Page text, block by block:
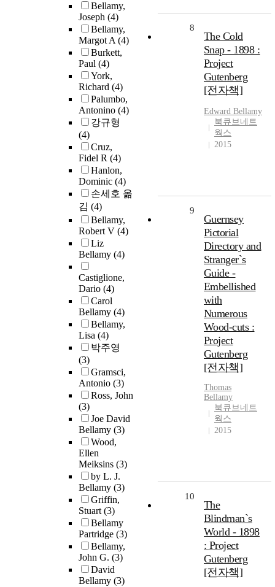
Bellamy,
Joseph (4)
Bellamy,
Margot A(4)
Burkett,
Paul (4)
York,
Richard (4)
Palumbo,
Antonino (4)
강규형
(4)
Cruz,
Fidel R (4)
Hanlon,
Dominic (4)
손세호 옮
김 (4)
Bellamy,
Robert V (4)
Liz
Bellamy (4)
Castiglione,
Dario (4)
Carol
Bellamy (4)
Bellamy,
Lisa (4)
박주영
(3)
Gramsci,
Antonio (3)
Ross, John
(3)
Joe David
Bellamy (3)
Wood,
Ellen
Meiksins (3)
by L. J.
Bellamy (3)
Griffin,
Stuart(3)
Bellamy
Partridge (3)
Bellamy,
John G. (3)
David
Bellamy (3)
8
The Cold
Snap - 1898 :
Project
Gutenberg
[전자책]
Edward Bellamy
북큐브네트
웍스
2015
9
Guernsey
Pictorial
Directory and
Stranger`s
Guide -
Embellished
with
Numerous
Wood-cuts :
Project
Gutenberg
[전자책]
Thomas
Bellamy
북큐브네트
웍스
2015
10
The
Blindman`s
World - 1898
: Project
Gutenberg
[전자책]